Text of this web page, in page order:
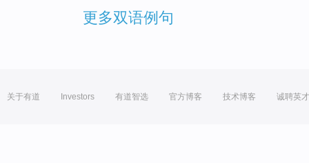
更多双语例句
关于有道 Investors 有道智选 官方博客 技术博客 诚聘英才